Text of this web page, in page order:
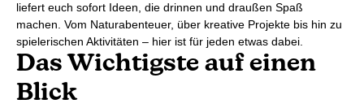
liefert euch sofort Ideen, die drinnen und draußen Spaß
machen. Vom Naturabenteuer, über kreative Projekte bis hin zu
spielerischen Aktivitäten – hier ist für jeden etwas dabei.
Das Wichtigste auf einen
Blick